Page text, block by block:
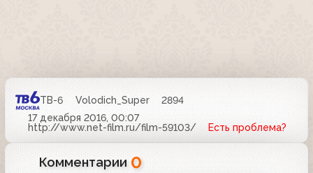
ТВ-6 Volodich_Super
2894
17 декабря 2016, 00:07
http://www.net-film.ru/film-59103/
Есть проблема?
Комментарии 0